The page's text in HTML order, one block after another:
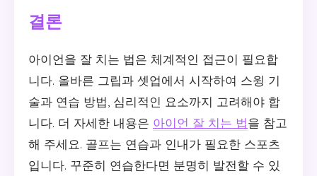
결론
아이언을 잘 치는 법은 체계적인 접근이 필요합
니다. 올바른 그립과 셋업에서 시작하여 스윙 기
술과 연습 방법, 심리적인 요소까지 고려해야 합
니다. 더 자세한 내용은 아이언 잘 치는 법을 참고
해 주세요. 골프는 연습과 인내가 필요한 스포츠
입니다. 꾸준히 연습한다면 분명히 발전할 수 있